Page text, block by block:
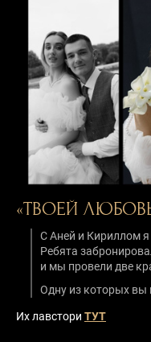
«ТВОЕЙ
С Аней и Кириллом
Ребята
и мы провели две
Одну из которых вы
Их лавстори ТУТ